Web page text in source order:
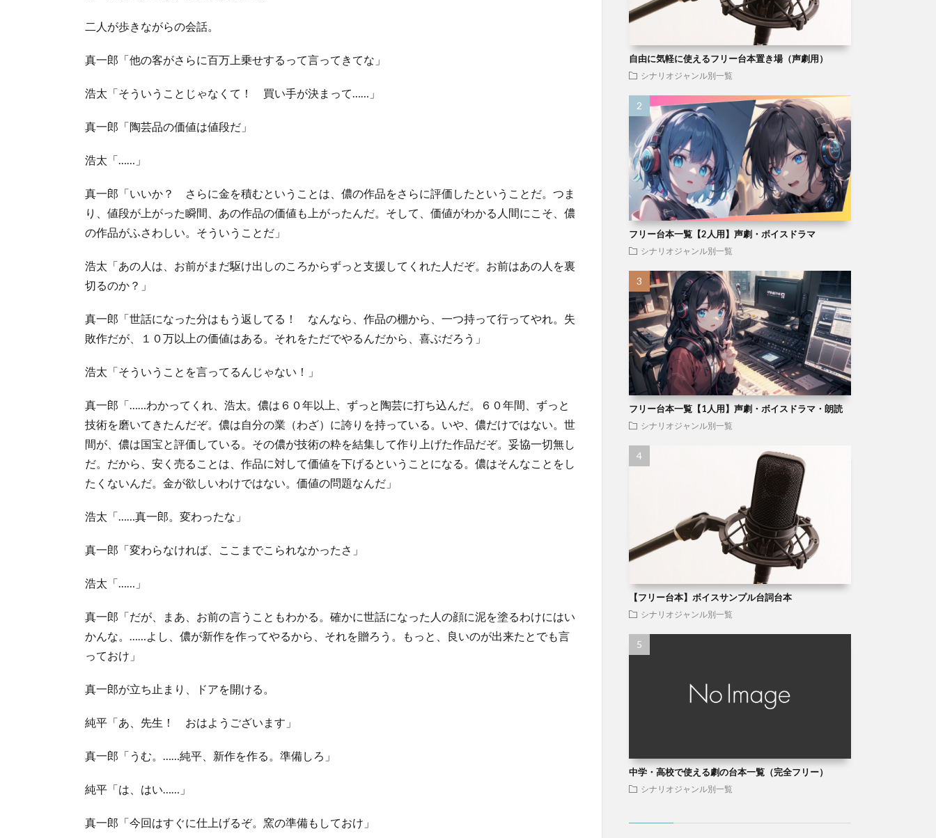
二人が歩きながらの会話。
真一郎「他の客がさらに百万上乗せするって言ってきてな」
浩太「そういうことじゃなくて！ 買い手が決まって……」
真一郎「陶芸品の価値は値段だ」
浩太「……」
真一郎「いいか？ さらに金を積むということは、儂の作品をさらに評価したということだ。つま
り、値段が上がった瞬間、あの作品の価値も上がったんだ。そして、価値がわかる人間にこそ、儂
の作品がふさわしい。そういうことだ」
浩太「あの人は、お前がまだ駆け出しのころからずっと支援してくれた人だぞ。お前はあの人を裏
切るのか？」
真一郎「世話になった分はもう返してる！ なんなら、作品の棚から、一つ持って行ってやれ。失
敗作だが、１０万以上の価値はある。それをただでやるんだから、喜ぶだろう」
浩太「そういうことを言ってるんじゃない！」
真一郎「……わかってくれ、浩太。儂は６０年以上、ずっと陶芸に打ち込んだ。６０年間、ずっと
技術を磨いてきたんだぞ。儂は自分の業（わざ）に誇りを持っている。いや、儂だけではない。世
間が、儂は国宝と評価している。その儂が技術の粋を結集して作り上げた作品だぞ。妥協一切無し
だ。だから、安く売ることは、作品に対して価値を下げるということになる。儂はそんなことをし
たくないんだ。金が欲しいわけではない。価値の問題なんだ」
浩太「……真一郎。変わったな」
真一郎「変わらなければ、ここまでこられなかったさ」
浩太「……」
真一郎「だが、まあ、お前の言うこともわかる。確かに世話になった人の顔に泥を塗るわけにはい
かんな。……よし、儂が新作を作ってやるから、それを贈ろう。もっと、良いのが出来たとでも言
っておけ」
真一郎が立ち止まり、ドアを開ける。
純平「あ、先生！ おはようございます」
真一郎「うむ。……純平、新作を作る。準備しろ」
純平「は、はい……」
真一郎「今回はすぐに仕上げるぞ。窯の準備もしておけ」
自由に気軽に使えるフリー台本置き場（声劇用）
シナリオジャンル別一覧
フリー台本一覧【2人用】声劇・ボイスドラマ
シナリオジャンル別一覧
フリー台本一覧【1人用】声劇・ボイスドラマ・朗読
シナリオジャンル別一覧
【フリー台本】ボイスサンプル台詞台本
シナリオジャンル別一覧
中学・高校で使える劇の台本一覧（完全フリー）
シナリオジャンル別一覧